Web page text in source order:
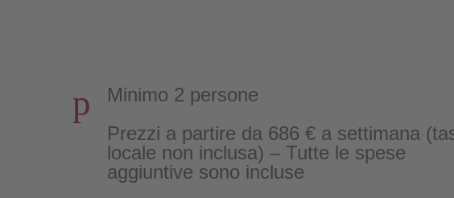
p
Minimo 2 persone
Prezzi a partire da 686 € a settimana
locale non inclusa) – Tutte le spese
aggiuntive sono incluse